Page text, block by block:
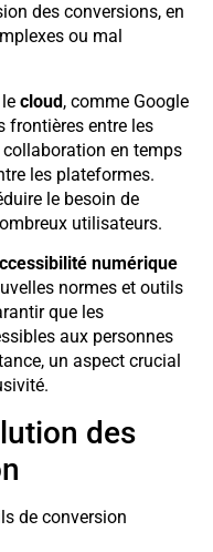
des conversions, en
ou mal
cloud, comme Google
frontières entre les
en temps
les plateformes.
le besoin de
utilisateurs.
numérique
normes et outils
que les
aux personnes
un aspect crucial
des
de conversion